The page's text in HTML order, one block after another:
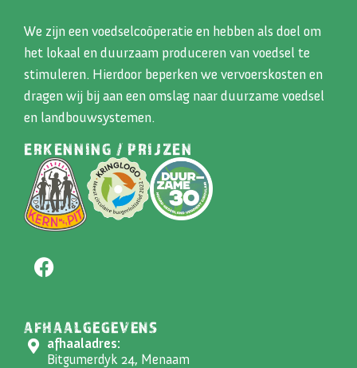
We zijn een voedselcoöperatie en hebben als doel om
het lokaal en duurzaam produceren van voedsel te
stimuleren. Hierdoor beperken we vervoerskosten en
dragen wij bij aan een omslag naar duurzame voedsel
en landbouwsystemen.
ERKENNING / PRIJZEN
AFHAALGEGEVENS
afhaaladres:
Bitgumerdyk 24, Menaam